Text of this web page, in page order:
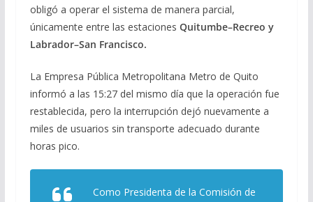
obligó a operar el sistema de manera parcial,
únicamente entre las estaciones Quitumbe–Recreo y
Labrador–San Francisco.
La Empresa Pública Metropolitana Metro de Quito
informó a las 15:27 del mismo día que la operación fue
restablecida, pero la interrupción dejó nuevamente a
miles de usuarios sin transporte adecuado durante
horas pico.
Como Presidenta de la Comisión de